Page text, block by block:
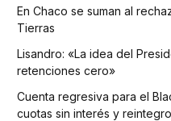
En Chaco se suman al
Tierras
Lisandro: «La idea del
retenciones cero»
Cuenta regresiva para el
cuotas sin interés y